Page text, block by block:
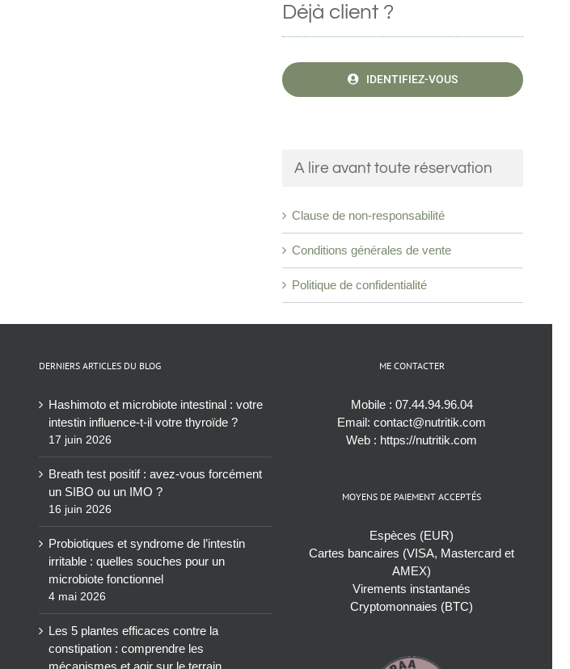
Déjà client ?
IDENTIFIEZ-VOUS
A lire avant toute réservation
Clause de non-responsabilité
Conditions générales de vente
Politique de confidentialité
DERNIERS ARTICLES DU BLOG
Hashimoto et microbiote intestinal : votre
intestin influence-t-il votre thyroïde ?
17 juin 2026
Breath test positif : avez-vous forcément
un SIBO ou un IMO ?
16 juin 2026
Probiotiques et syndrome de l’intestin
irritable : quelles souches pour un
microbiote fonctionnel
4 mai 2026
Les 5 plantes efficaces contre la
constipation : comprendre les
mécanismes et agir sur le terrain
ME CONTACTER
Mobile : 07.44.94.96.04
Email:contact@nutritik.com
Web : https://nutritik.com
MOYENS DE PAIEMENT ACCEPTÉS
Espèces (EUR)
Cartes bancaires (VISA, Mastercard et
AMEX)
Virements instantanés
Cryptomonnaies (BTC)